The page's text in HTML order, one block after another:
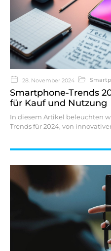
28. November 2024
Smartphone-Trends
für Kauf und Nutzung
In diesem Artikel beleuchten
Trends für 2024, von